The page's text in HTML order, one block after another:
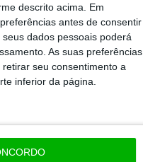
descrito acima. Em
antes de consentir
dados pessoais poderá
As suas preferências
seu consentimento a
inferior da página.